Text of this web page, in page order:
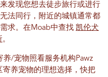
发现您想去徒步旅行或进行
法同行，附近的城镇通常都
求。在Moab中查找 凯伦犬
。
/宠物照看服务机构Pawz
养宠物的理想选择，快把